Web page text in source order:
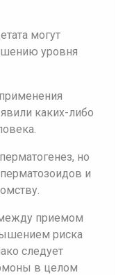
могут
уровня
каких-либо
но
и
приемом
риска
следует
в целом